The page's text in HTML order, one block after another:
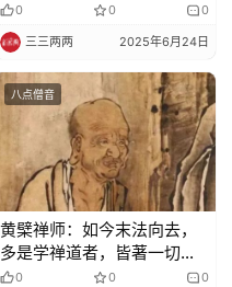
0 0 0
三三两两 2025年6月24日
八点僧音
​黄檗禅师：如今末法向去，
多是学禅道者，皆著一切声
色0 0 0